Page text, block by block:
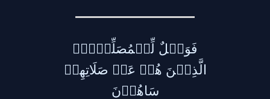
فَوَيۡلٌ لِّلۡمُصَلِّيۡنَۙ‏
الَّذِيۡنَ هُمۡ عَنۡ صَلَاتِهِمۡ
سَاهُوۡنَ